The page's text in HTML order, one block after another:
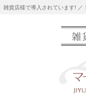
雑貨店様で導入されています! ／